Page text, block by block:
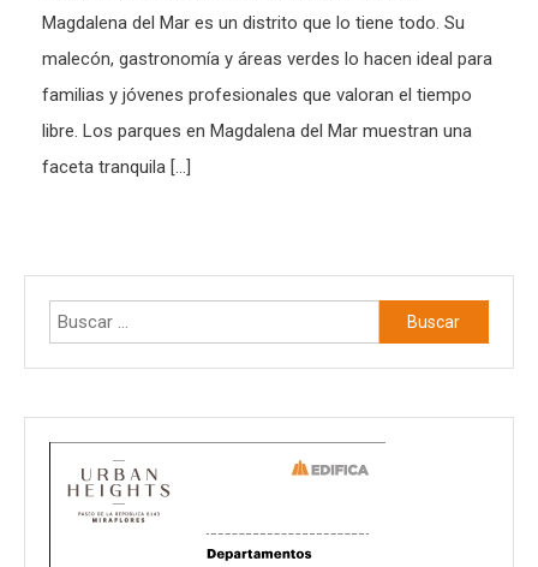
Magdalena del Mar es un distrito que lo tiene todo. Su
malecón, gastronomía y áreas verdes lo hacen ideal para
familias y jóvenes profesionales que valoran el tiempo
libre. Los parques en Magdalena del Mar muestran una
faceta tranquila […]
Buscar: